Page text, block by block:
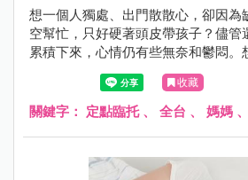
想一個人獨處、出門散散心，卻因為
空幫忙，只好硬著頭皮帶孩子？儘管
累積下來，心情仍有些無奈和鬱悶。
姆金額偏貴，又較少接臨托服務。給
媽們各縣市定點臨托服務大彙整！
收藏
關鍵字： 定點臨托、 全台 、 媽媽 、